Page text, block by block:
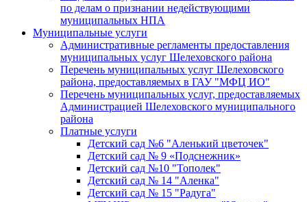
по делам о признании недействующими
муниципальных НПА
Муниципальные услуги
Административные регламенты предоставления
муниципальных услуг Шелеховского района
Перечень муниципальных услуг Шелеховского
района, предоставляемых в ГАУ "МФЦ ИО"
Перечень муниципальных услуг, предоставляемых
Администрацией Шелеховского муниципального
района
Платные услуги
Детский сад №6 "Аленький цветочек"
Детский сад № 9 «Подснежник»
Детский сад №10 "Тополек"
Детский сад № 14 "Аленка"
Детский сад № 15 "Радуга"